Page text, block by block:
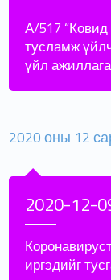
А/517
тусламж
үйл
2020 оны 12
2020-12-
иргэдийг